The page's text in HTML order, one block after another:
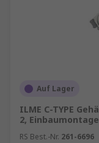
Auf Lager
ILME C-TYPE
2,
RS Best.-Nr. 261-6696